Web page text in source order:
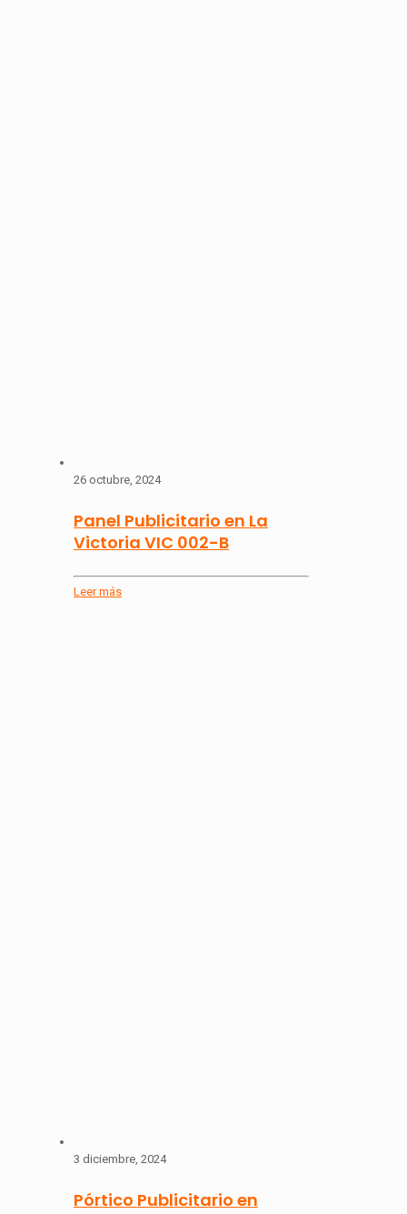
26 octubre, 2024
Panel Publicitario en La
Victoria VIC 002-B
Leer más
3 diciembre, 2024
Pórtico Publicitario en